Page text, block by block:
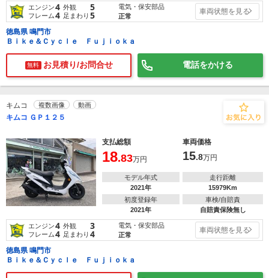
エンジン4 外観 5
フレーム4 足まわり 5
電気・保安部品
正常
車両状態を見る
徳島県 鳴門市
Ｂｉｋｅ＆Ｃｙｃｌｅ Ｆｕｊｉｏｋａ
無料 お見積り/お問合せ 電話をかける
キムコ 複数画像 動画
キムコ ＧＰ１２５
支払総額 車両価格
18.83万円 15.8万円
モデル年式
2021年
走行距離
15979Km
初度登録年
2021年
車検/自賠責
自賠責保険無し
エンジン4 外観 3
フレーム4 足まわり 4
電気・保安部品
正常
車両状態を見る
徳島県 鳴門市
Ｂｉｋｅ＆Ｃｙｃｌｅ Ｆｕｊｉｏｋａ